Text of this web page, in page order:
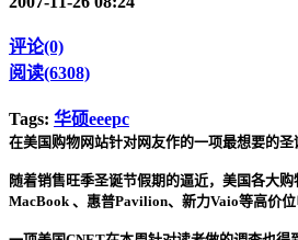
评论(0)
阅读(6308)
Tags: 华硕eeepc
在美国购物网站针对网友作的一项最想要的
随着销售旺季圣诞节假期的逼近，美国各大
MacBook 、惠普Pavilion、新力Vaio等高价